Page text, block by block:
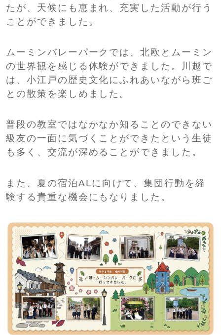
たが、天候にも恵まれ、充実した活動が行う
ことができました。
ムーミンバレーパークでは、北欧とムーミン
の世界観を感じる体験ができました。川越で
は、小江戸の歴史文化にふれあいながら班ご
との散策を楽しめました。
普段の教室ではなかなか知ることのできない
級友の一面に気づくことができたという生徒
も多く、交流が深めることができました。
また、夏の宿泊ALに向けて、集団行動を経
験する貴重な機会にもなりました。